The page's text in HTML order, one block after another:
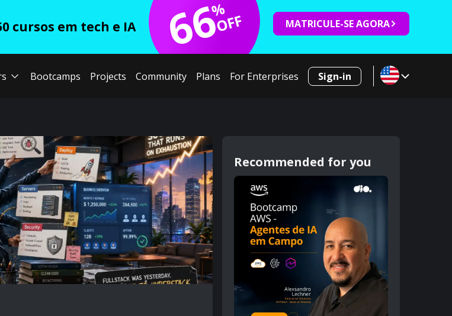
cursos em tech e IA 66
%
OFF MATRICULE-SE AGORA
Bootcamps Projects Community Plans For Enterprises Sign-in
Recommended for you